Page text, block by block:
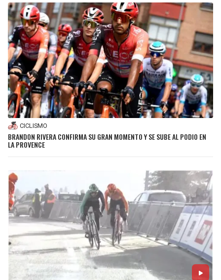
CICLISMO
BRANDON RIVERA CONFIRMA SU GRAN MOMENTO Y SE SUBE AL PODIO EN
LA PROVENCE